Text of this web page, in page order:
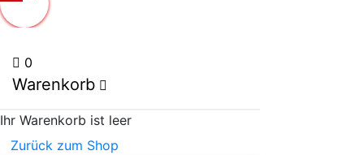
0
Warenkorb
Ihr Warenkorb ist leer
Zurück zum Shop